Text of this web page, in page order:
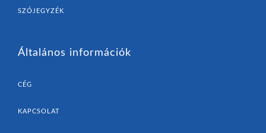
SZÓJEGYZÉK
Általános információk
CÉG
KAPCSOLAT